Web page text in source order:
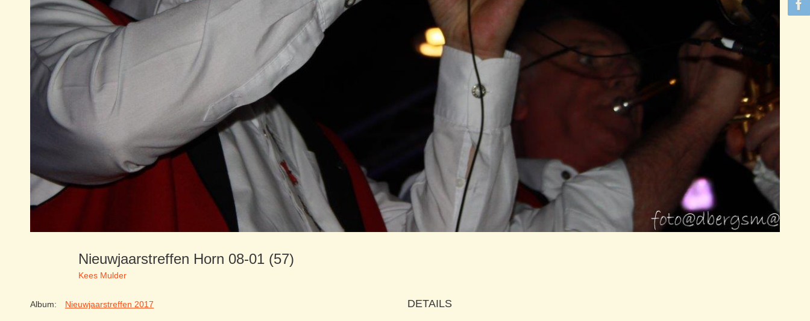
Nieuwjaarstreffen Horn 08-01 (57)
Kees Mulder
Album: Nieuwjaarstreffen 2017 DETAILS